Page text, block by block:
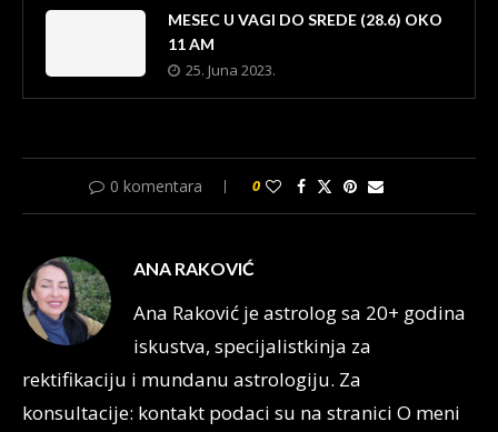
MESEC U VAGI DO SREDE (28.6) OKO
11 AM
25. Juna 2023.
0 komentara 0
ANA RAKOVIĆ
Ana Raković je astrolog sa 20+ godina
iskustva, specijalistkinja za
rektifikaciju i mundanu astrologiju. Za
konsultacije: kontakt podaci su na stranici O meni